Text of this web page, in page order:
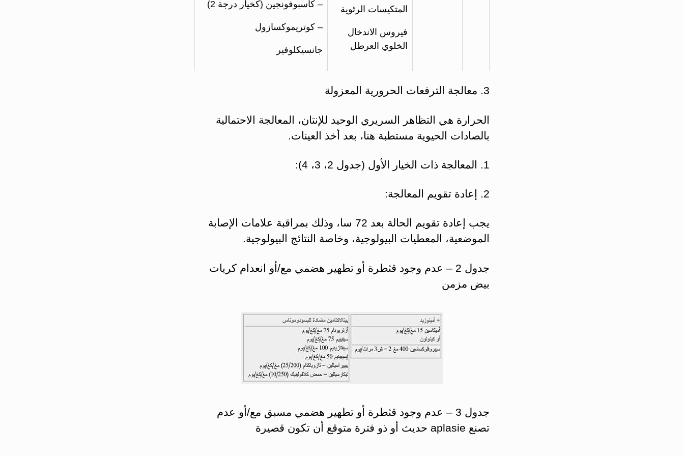
المتكيسات الرئوية
فيروس الاندخال
الخلوي العرطل
– كاسبوفونجين (كخيار درجة 2)
– كوتريموكسازول
جانسيكلوفير
3. معالجة الترفعات الحرورية المعزولة
الحرارة هي التظاهر السريري الوحيد للإنتان، المعالجة الاحتمالية
بالصادات الحيوية مستطبة هنا، بعد أخذ العينات.
1. المعالجة ذات الخيار الأول (جدول 2، 3، 4):
2. إعادة تقويم المعالجة:
يجب إعادة تقويم الحالة بعد 72 سا، وذلك بمراقبة علامات الإصابة
الموضعية، المعطيات البيولوجية، وخاصة النتائج البيولوجية.
جدول 2 – عدم وجود قثطرة أو تطهير هضمي مع/أو انعدام كريات
بيض مزمن
جدول 3 – عدم وجود قثطرة أو تطهير هضمي مسبق مع/أو عدم
تصنع aplasie حديث أو ذو فترة متوقع أن تكون قصيرة